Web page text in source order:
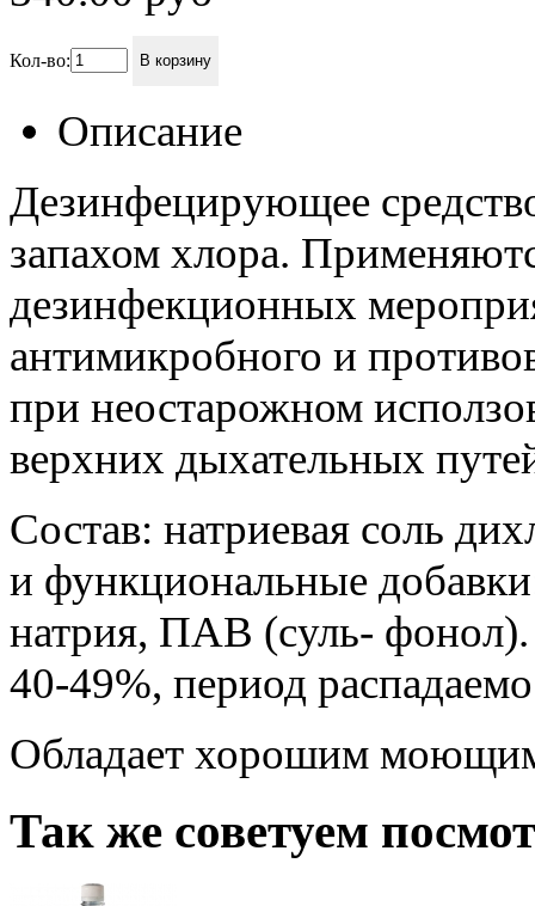
Кол-во: В корзину
Описание
Дезинфецирующее
запахом хлора.
дезинфекционных
антимикробного и
при неостарожном
верхних дыхательных
Состав: натриевая соль
и функциональные
натрия, ПАВ (суль- фонол).
40-49%, период
Обладает хорошим
Так же советуем